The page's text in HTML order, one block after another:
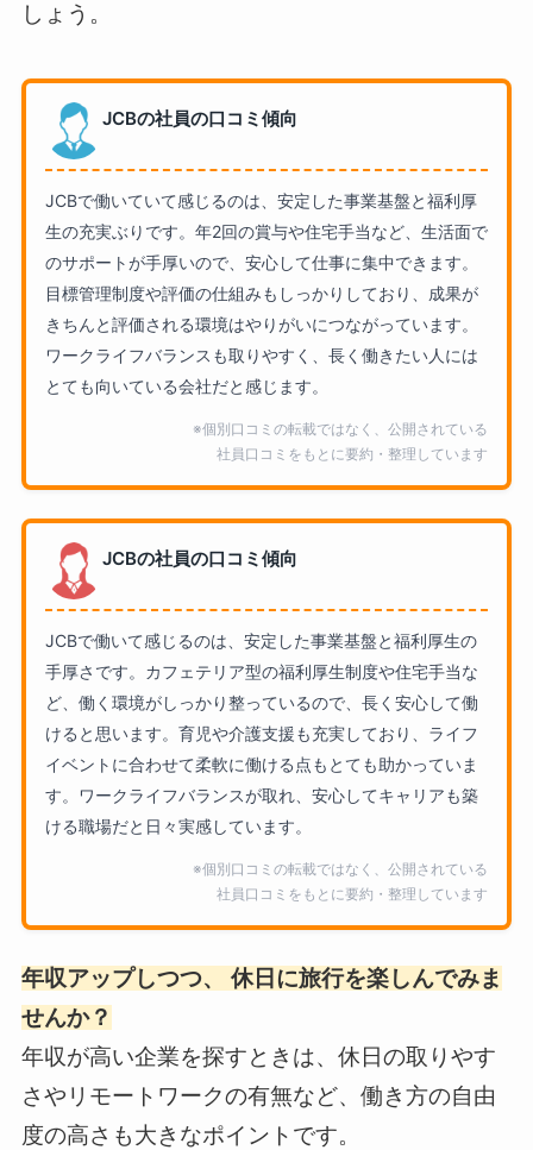
しょう。
JCBの社員の口コミ傾向
JCBで働いていて感じるのは、安定した事業基盤と福利厚
生の充実ぶりです。年2回の賞与や住宅手当など、生活面で
のサポートが手厚いので、安心して仕事に集中できます。
目標管理制度や評価の仕組みもしっかりしており、成果が
きちんと評価される環境はやりがいにつながっています。
ワークライフバランスも取りやすく、長く働きたい人には
とても向いている会社だと感じます。
※個別口コミの転載ではなく、公開されている
社員口コミをもとに要約・整理しています
JCBの社員の口コミ傾向
JCBで働いて感じるのは、安定した事業基盤と福利厚生の
手厚さです。カフェテリア型の福利厚生制度や住宅手当な
ど、働く環境がしっかり整っているので、長く安心して働
けると思います。育児や介護支援も充実しており、ライフ
イベントに合わせて柔軟に働ける点もとても助かっていま
す。ワークライフバランスが取れ、安心してキャリアも築
ける職場だと日々実感しています。
※個別口コミの転載ではなく、公開されている
社員口コミをもとに要約・整理しています
年収アップしつつ、 休日に旅行を楽しんでみま
せんか？
年収が高い企業を探すときは、休日の取りやす
さやリモートワークの有無など、働き方の自由
度の高さも大きなポイントです。